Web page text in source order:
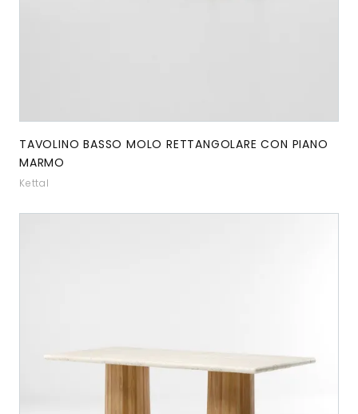
TAVOLINO BASSO MOLO RETTANGOLARE CON PIANO
MARMO
Kettal